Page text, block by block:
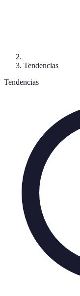
Tendencias
Tendencias